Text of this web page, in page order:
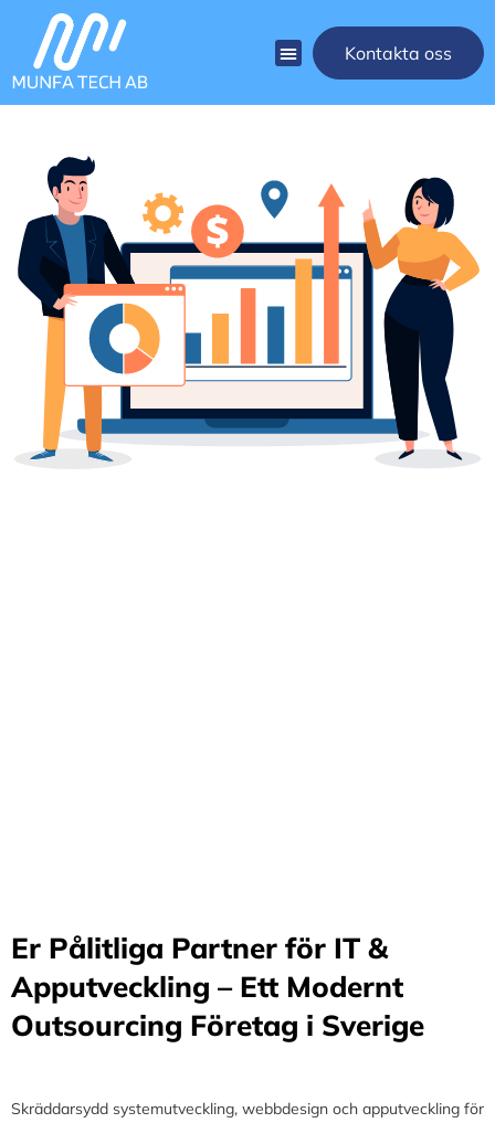
Kontakta oss
Er Pålitliga Partner för IT &
Apputveckling – Ett Modernt
Outsourcing Företag i Sverige
Skräddarsydd systemutveckling, webbdesign och apputveckling för